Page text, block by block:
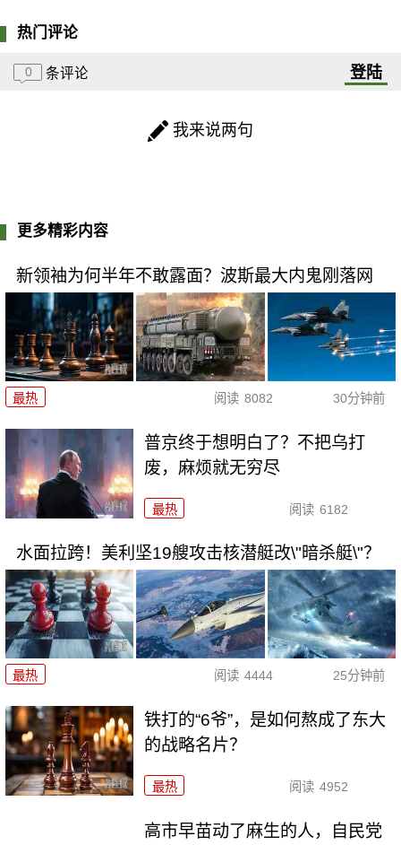
热门评论
0 条评论 登陆
我来说两句
更多精彩内容
新领袖为何半年不敢露面？波斯最大内鬼刚落网
最热 阅读 8082 30分钟前
普京终于想明白了？不把乌打
废，麻烦就无穷尽
最热 阅读 6182
水面拉跨！美利坚19艘攻击核潜艇改\"暗杀艇\"？
最热 阅读 4444 25分钟前
铁打的“6爷”，是如何熬成了东大
的战略名片？
最热 阅读 4952
高市早苗动了麻生的人，自民党